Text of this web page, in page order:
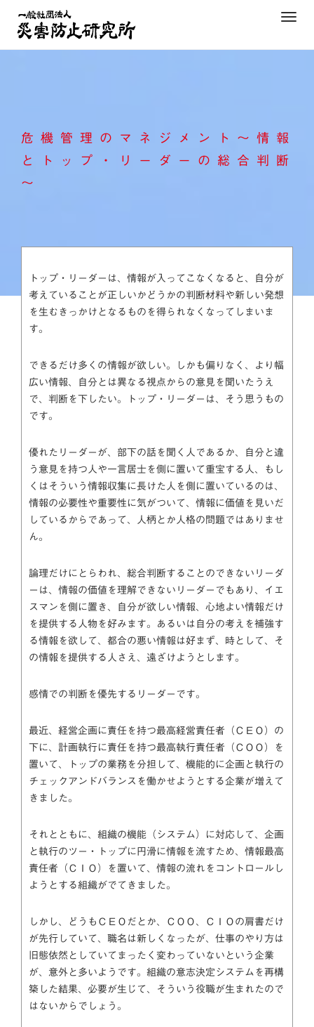
content
T
g
危機管理のマネジメント～情報
とトップ・リーダーの総合判断
～
トップ・リーダーは、情報が入ってこなくなると、自分が
考えていることが正しいかどうかの判断材料や新しい発想
を生むきっかけとなるものを得られなくなってしまいま
す。
できるだけ多くの情報が欲しい。しかも偏りなく、より幅
広い情報、自分とは異なる視点からの意見を聞いたうえ
で、判断を下したい。トップ・リーダーは、そう思うもの
です。
優れたリーダーが、部下の話を聞く人であるか、自分と違
う意見を持つ人や一言居士を側に置いて重宝する人、もし
くはそういう情報収集に長けた人を側に置いているのは、
情報の必要性や重要性に気がついて、情報に価値を見いだ
しているからであって、人柄とか人格の問題ではありませ
ん。
論理だけにとらわれ、総合判断することのできないリーダ
ーは、情報の価値を理解できないリーダーでもあり、イエ
スマンを側に置き、自分が欲しい情報、心地よい情報だけ
を提供する人物を好みます。あるいは自分の考えを補強す
る情報を欲して、都合の悪い情報は好まず、時として、そ
の情報を提供する人さえ、遠ざけようとします。
感情での判断を優先するリーダーです。
最近、経営企画に責任を持つ最高経営責任者（ＣＥＯ）の
下に、計画執行に責任を持つ最高執行責任者（ＣＯＯ）を
置いて、トップの業務を分担して、機能的に企画と執行の
チェックアンドバランスを働かせようとする企業が増えて
きました。
それとともに、組織の機能（システム）に対応して、企画
と執行のツー・トップに円滑に情報を流すため、情報最高
責任者（ＣＩＯ）を置いて、情報の流れをコントロールし
ようとする組織がでてきました。
しかし、どうもＣＥＯだとか、ＣＯＯ、ＣＩＯの肩書だけ
が先行していて、職名は新しくなったが、仕事のやり方は
旧態依然としていてまったく変わっていないという企業
が、意外と多いようです。組織の意志決定システムを再構
築した結果、必要が生じて、そういう役職が生まれたので
はないからでしょう。